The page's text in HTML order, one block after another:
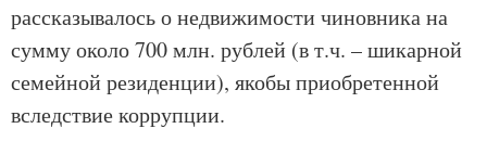
рассказывалось о недвижимости чиновника на
сумму около 700 млн. рублей (в т.ч. – шикарной
семейной резиденции), якобы приобретенной
вследствие коррупции.